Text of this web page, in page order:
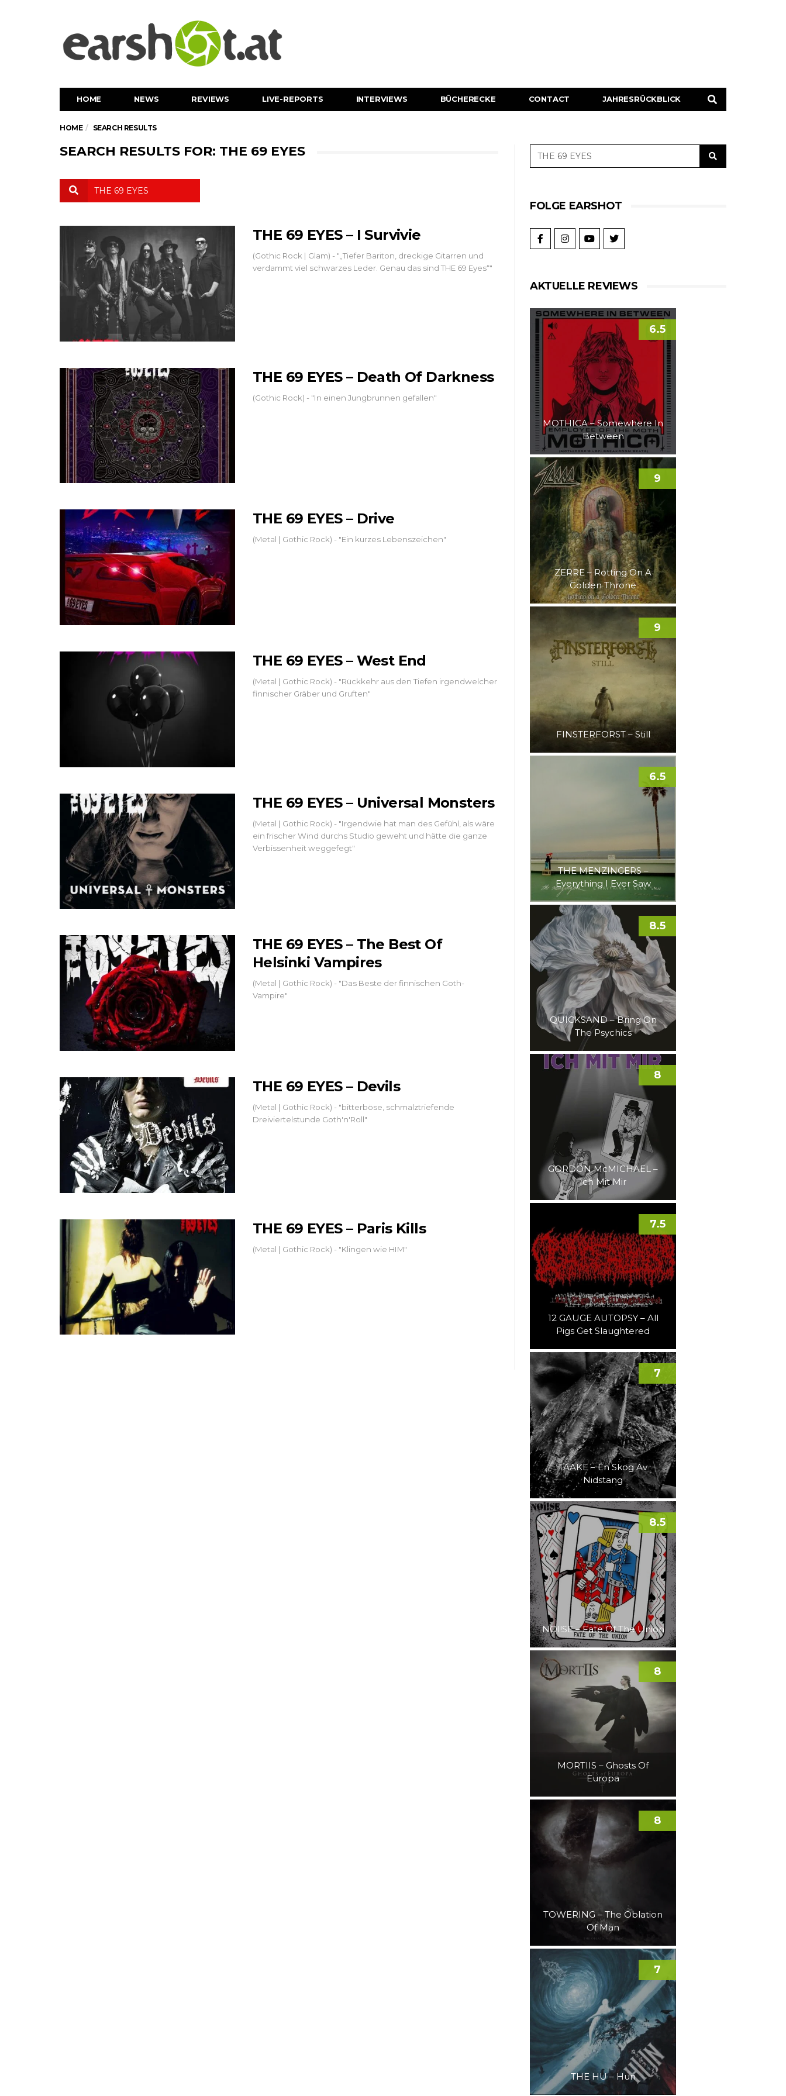
HOME NEWS REVIEWS LIVE-REPORTS INTERVIEWS BÜCHERECKE CONTACT JAHRESRÜCKBLICK
HOME SEARCH RESULTS
SEARCH RESULTS FOR: THE 69 EYES
THE 69 EYES – I Survivie
(Gothic Rock | Glam) - "„Tiefer Bariton, dreckige Gitarren und
verdammt viel schwarzes Leder. Genau das sind THE 69 Eyes“"
THE 69 EYES – Death Of Darkness
(Gothic Rock) - "In einen Jungbrunnen gefallen"
THE 69 EYES – Drive
(Metal | Gothic Rock) - "Ein kurzes Lebenszeichen"
THE 69 EYES – West End
(Metal | Gothic Rock) - "Rückkehr aus den Tiefen irgendwelcher
finnischer Gräber und Gruften"
THE 69 EYES – Universal Monsters
(Metal | Gothic Rock) - "Irgendwie hat man des Gefühl, als wäre
ein frischer Wind durchs Studio geweht und hätte die ganze
Verbissenheit weggefegt"
THE 69 EYES – The Best Of
Helsinki Vampires
(Metal | Gothic Rock) - "Das Beste der finnischen Goth-
Vampire"
THE 69 EYES – Devils
(Metal | Gothic Rock) - "bitterböse, schmalztriefende
Dreiviertelstunde Goth'n'Roll"
THE 69 EYES – Paris Kills
(Metal | Gothic Rock) - "Klingen wie HIM"
FOLGE EARSHOT
AKTUELLE REVIEWS
MOTHICA – Somewhere In
Between
6.5
ZERRE – Rotting On A
Golden Throne
9
FINSTERFORST – Still
9
THE MENZINGERS –
Everything I Ever Saw
6.5
QUICKSAND – Bring On
The Psychics
8.5
GORDON McMICHAEL –
Ich Mit Mir
8
12 GAUGE AUTOPSY – All
Pigs Get Slaughtered
7.5
TAAKE – En Skog Av
Nidstang
7
NOI!SE – Fate Of The Union
8.5
MORTIIS – Ghosts Of
Europa
8
TOWERING – The Oblation
Of Man
8
THE HU – Hun
7